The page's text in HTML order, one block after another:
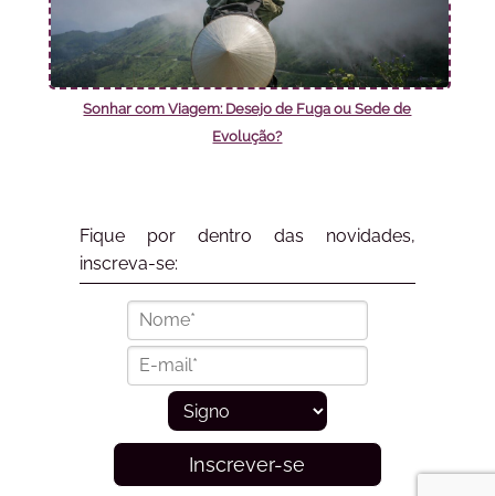
Sonhar com Viagem: Desejo de Fuga ou Sede de
Evolução?
Fique por dentro das novidades,
inscreva-se:
Inscrever-se